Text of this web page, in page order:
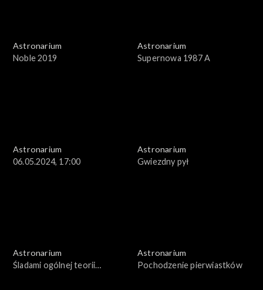
Astronarium
Noble 2019
Astronarium
Supernowa 1987 A
Astronarium
06.05.2024, 17:00
Astronarium
Gwiezdny pył
Astronarium
Śladami ogólnej teorii
Astronarium
Pochodzenie pierwiastków